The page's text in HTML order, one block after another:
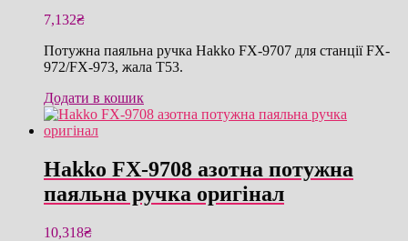
7,132₴
Потужна паяльна ручка Hakko FX-9707 для станції FX-
972/FX-973, жала T53.
Додати в кошик
Hakko FX-9708 азотна потужна
паяльна ручка оригінал
10,318₴